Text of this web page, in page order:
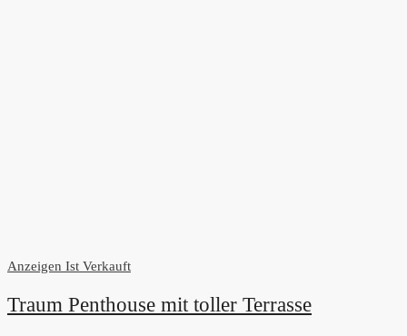
Anzeigen Ist Verkauft
Traum Penthouse mit toller Terrasse